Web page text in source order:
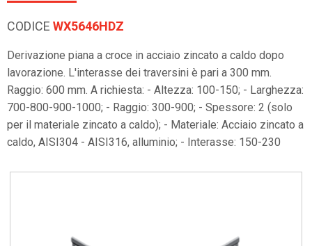
CODICE WX5646HDZ
Derivazione piana a croce in acciaio zincato a caldo dopo
lavorazione. L'interasse dei traversini è pari a 300 mm.
Raggio: 600 mm. A richiesta: - Altezza: 100-150; - Larghezza:
700-800-900-1000; - Raggio: 300-900; - Spessore: 2 (solo
per il materiale zincato a caldo); - Materiale: Acciaio zincato a
caldo, AISI304 - AISI316, alluminio; - Interasse: 150-230